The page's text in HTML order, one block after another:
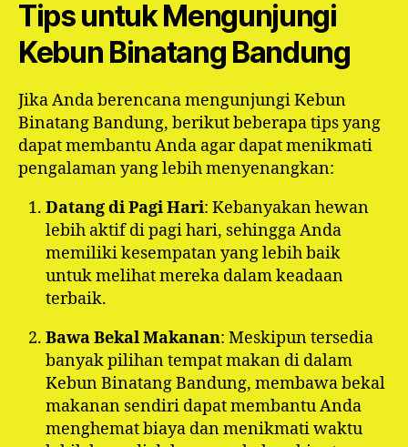
Tips untuk Mengunjungi
Kebun Binatang Bandung
Jika Anda berencana mengunjungi Kebun
Binatang Bandung, berikut beberapa tips yang
dapat membantu Anda agar dapat menikmati
pengalaman yang lebih menyenangkan:
Datang di Pagi Hari: Kebanyakan hewan
lebih aktif di pagi hari, sehingga Anda
memiliki kesempatan yang lebih baik
untuk melihat mereka dalam keadaan
terbaik.
Bawa Bekal Makanan: Meskipun tersedia
banyak pilihan tempat makan di dalam
Kebun Binatang Bandung, membawa bekal
makanan sendiri dapat membantu Anda
menghemat biaya dan menikmati waktu